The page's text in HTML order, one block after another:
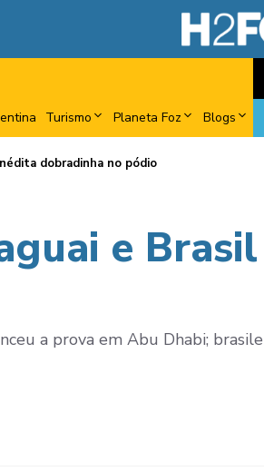
Turismo Planeta Foz Blogs
dobradinha no pódio
e
a prova em Abu Dhabi;